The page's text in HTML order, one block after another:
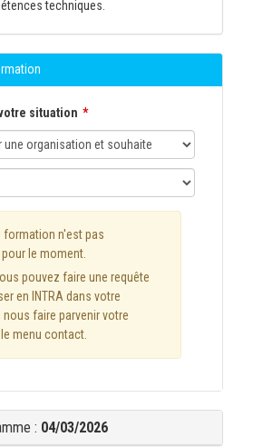
techniques.
situation
formation n'est pas
le moment.
pouvez faire une requête
en INTRA dans votre
faire parvenir votre
menu contact.
: 04/03/2026